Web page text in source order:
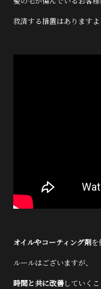
救済する措置はありますよ
オイルやコーティング剤を
ルールはございますが、
時間と共に改善していく